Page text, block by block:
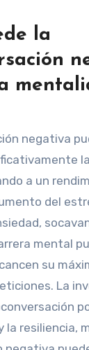
la
negativa
a un
del
mental
su
La
la resiliencia,